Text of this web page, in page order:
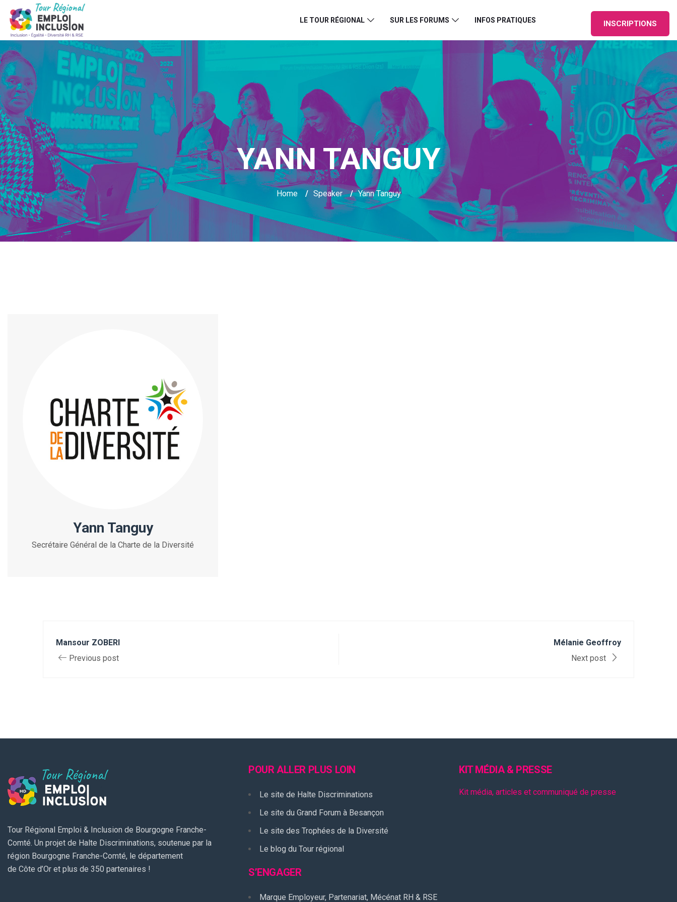
LE TOUR RÉGIONAL SUR LES FORUMS INFOS PRATIQUES INSCRIPTIONS
YANN TANGUY
Home / Speaker / Yann Tanguy
Yann Tanguy
Secrétaire Général de la Charte de la Diversité
Mansour ZOBERI
Previous post
Mélanie Geoffroy
Next post
Tour Régional Emploi & Inclusion de Bourgogne Franche-
Comté. Un projet de Halte Discriminations, soutenue par la
région Bourgogne Franche-Comté, le département
de Côte d’Or et plus de 350 partenaires !
POUR ALLER PLUS LOIN
Le site de Halte Discriminations
Le site du Grand Forum à Besançon
Le site des Trophées de la Diversité
Le blog du Tour régional
S’ENGAGER
Marque Employeur, Partenariat, Mécénat RH & RSE
KIT MÉDIA & PRESSE
Kit média, articles et communiqué de presse